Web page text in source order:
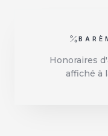
Honoraires
affiché à